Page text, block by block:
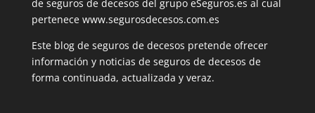
de seguros de decesos del grupo eSeguros.es al cual
pertenece www.segurosdecesos.com.es
Este blog de seguros de decesos pretende ofrecer
información y noticias de seguros de decesos de
forma continuada, actualizada y veraz.